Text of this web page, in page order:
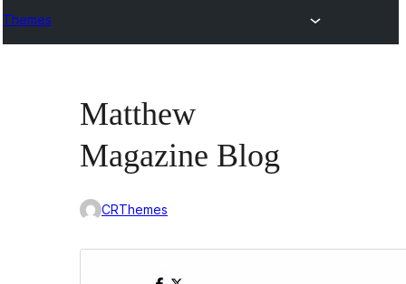
Themes
Matthew
Magazine Blog
CRThemes